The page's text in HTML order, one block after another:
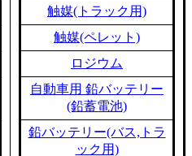
触媒(トラック用)
触媒(ペレット)
ロジウム
自動車用 鉛バッテリー
(鉛蓄電池)
鉛バッテリー(バス,トラ
ック用)